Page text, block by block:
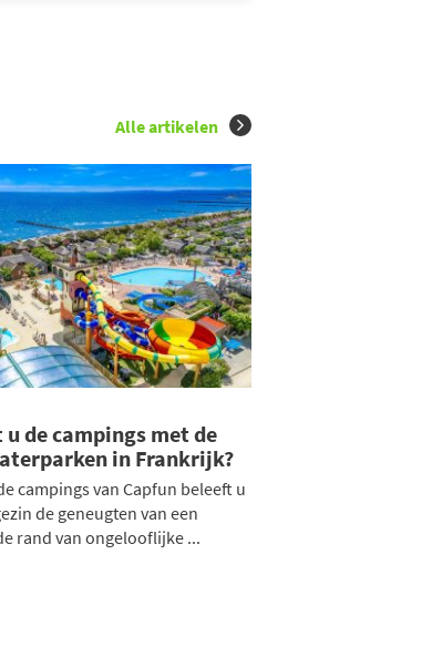
Alle artikelen
de campings met de
in Frankrijk?
campings van Capfun beleeft u
de geneugten van een
rand van ongelooflijke ...